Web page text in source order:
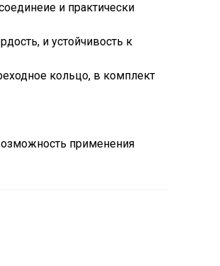
и практически
и устойчивость к
кольцо, в комплект
применения